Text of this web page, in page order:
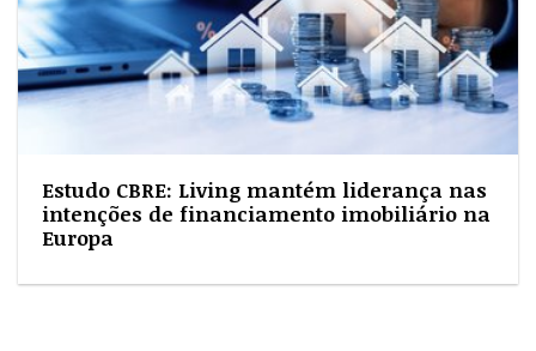
Estudo CBRE: Living mantém liderança nas
intenções de financiamento imobiliário na
Europa